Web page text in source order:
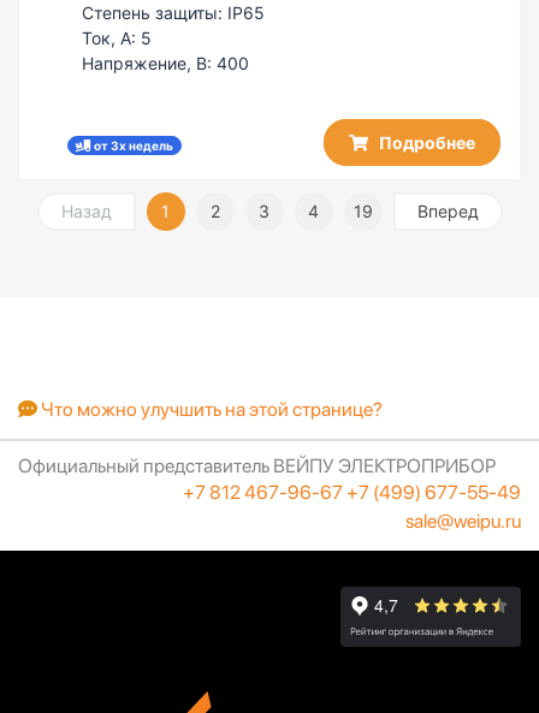
Степень защиты: IP65
Ток, А: 5
Напряжение, В: 400
от 3х недель Подробнее
Назад 1 2 3 4 19 Вперед
Что можно улучшить на этой странице?
Официальный представитель ВЕЙПУ ЭЛЕКТРОПРИБОР
+7 812 467-96-67 +7 (499) 677-55-49
sale@weipu.ru